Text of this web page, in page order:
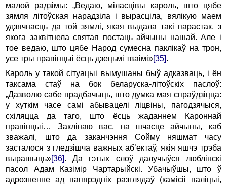
малой радзімы: „Ведаю, міласцівы кароль, што цябе
зямля літоўская нарадзіла і вырасціла, вялікую маем
удзячнасць да той зямлі, якая выдала такі парастак, з
якога заквітнела святая постаць айчыны нашай. Але і
тое ведаю, што цябе Народ сумесна паклікаў на трон,
усе тры правінцыі ёсць дзецьмі тваімі»[35].
Кароль у такой сітуацыі вымушаны быў адказваць, і ён
таксама стаў на бок беларуска-літоўскіх паслоў:
„Дазволю сабе прадбачыць, што думка мая спраўдзіцца:
у хуткім часе самі абывацелі ліцвіны, пагодзячыся,
схіляцца да таго, што ёсць жаданнем Кароннай
правінцыі… Заклінаю вас, на шчасце айчыны, каб
зважалі, што да заканчэння Сойму няшмат часу
засталося з гледзішча важных аб’ектаў, якія яшчэ трэба
вырашыць»[36]. Да гэтых слоў далучыўся люблінскі
пасол Адам Казімір Чартарыйскі. Убачыўшы, што ў
адрозненне ад папярэдніх разглядаў (камісіі паліцыі,